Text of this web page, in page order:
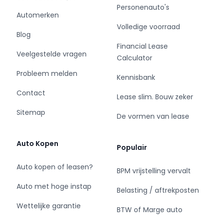
Automerken
Blog
Veelgestelde vragen
Probleem melden
Contact
Sitemap
Auto Kopen
Auto kopen of leasen?
Auto met hoge instap
Wettelijke garantie
Personenauto's
Volledige voorraad
Financial Lease
Calculator
Kennisbank
Lease slim. Bouw zeker
De vormen van lease
Populair
BPM vrijstelling vervalt
Belasting / aftrekposten
BTW of Marge auto